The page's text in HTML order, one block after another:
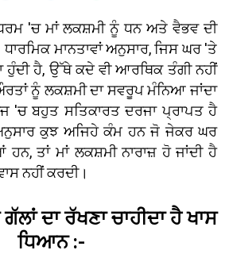
'ਚ ਮਾਂ ਲਕਸ਼ਮੀ ਨੂੰ ਧਨ ਅਤੇ ਵੈਭਵ ਦੀ
ਮਾਨਤਾਵਾਂ ਅਨੁਸਾਰ, ਜਿਸ ਘਰ 'ਤੇ
ਹੁੰਦੀ ਹੈ, ਉੱਥੇ ਕਦੇ ਵੀ ਆਰਥਿਕ ਤੰਗੀ ਨਹੀਂ
ਨੂੰ ਲਕਸ਼ਮੀ ਦਾ ਸਵਰੂਪ ਮੰਨਿਆ ਜਾਂਦਾ
'ਚ ਬਹੁਤ ਸਤਿਕਾਰਤ ਦਰਜਾ ਪ੍ਰਾਪਤ ਹੈ
ਕੁਝ ਅਜਿਹੇ ਕੰਮ ਹਨ ਜੋ ਜੇਕਰ ਘਰ
ਤਾਂ ਮਾਂ ਲਕਸ਼ਮੀ ਨਾਰਾਜ਼ ਹੋ ਜਾਂਦੀ ਹੈ
ਨਹੀਂ ਕਰਦੀ।
ਦਾ ਰੱਖਣਾ ਚਾਹੀਦਾ ਹੈ ਖਾਸ
ਧਿਆਨ :-